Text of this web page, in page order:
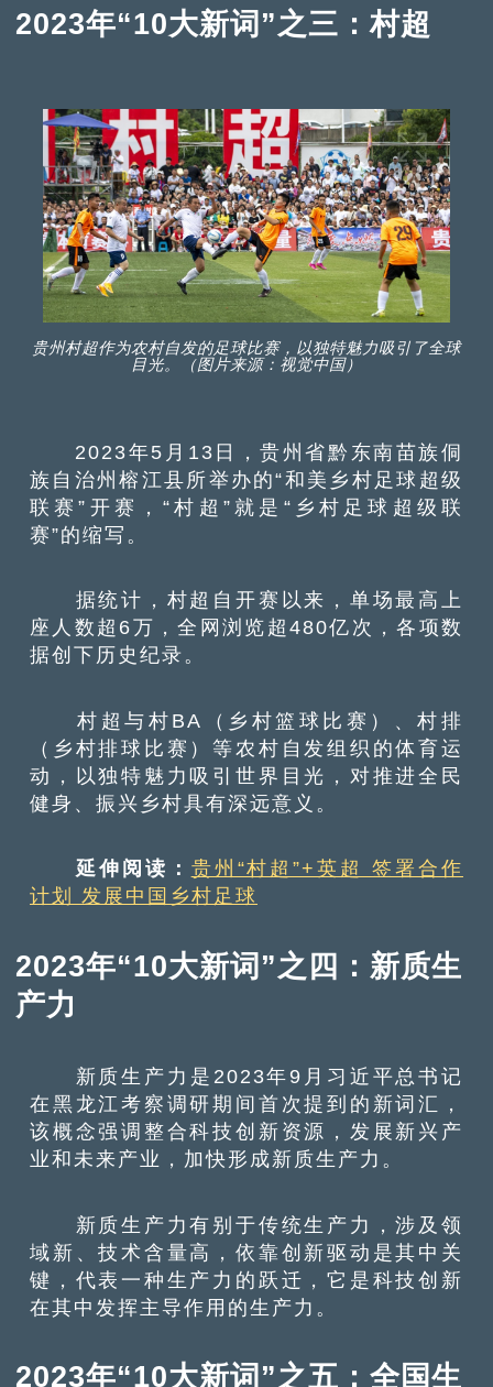
2023年“10大新词”之三：村超
贵州村超作为农村自发的足球比赛，以独特魅力吸引了全球
目光。（图片来源：视觉中国）
2023年5月13日，贵州省黔东南苗族侗
族自治州榕江县所举办的“和美乡村足球超级
联赛”开赛，“村超”就是“乡村足球超级联
赛”的缩写。
据统计，村超自开赛以来，单场最高上
座人数超6万，全网浏览超480亿次，各项数
据创下历史纪录。
村超与村BA（乡村篮球比赛）、村排
（乡村排球比赛）等农村自发组织的体育运
动，以独特魅力吸引世界目光，对推进全民
健身、振兴乡村具有深远意义。
延伸阅读： 贵州“村超”+英超 签署合作
计划 发展中国乡村足球
2023年“10大新词”之四：新质生
产力
新质生产力是2023年9月习近平总书记
在黑龙江考察调研期间首次提到的新词汇，
该概念强调整合科技创新资源，发展新兴产
业和未来产业，加快形成新质生产力。
新质生产力有别于传统生产力，涉及领
域新、技术含量高，依靠创新驱动是其中关
键，代表一种生产力的跃迁，它是科技创新
在其中发挥主导作用的生产力。
2023年“10大新词”之五：全国生